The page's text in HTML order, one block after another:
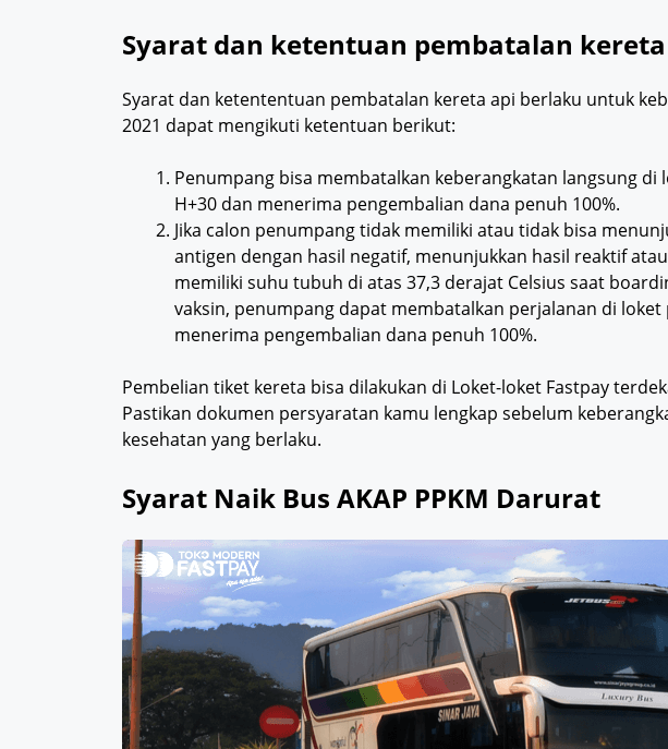
Syarat dan ketentuan pembatalan
Syarat dan ketententuan pembatalan kereta api berlaku untuk
2021 dapat mengikuti ketentuan berikut:
Penumpang bisa membatalkan keberangkatan langsung
H+30 dan menerima pengembalian dana penuh 100%.
Jika calon penumpang tidak memiliki atau tidak bisa
antigen dengan hasil negatif, menunjukkan hasil reaktif
memiliki suhu tubuh di atas 37,3 derajat Celsius saat
vaksin, penumpang dapat membatalkan perjalanan di loket
menerima pengembalian dana penuh 100%.
Pembelian tiket kereta bisa dilakukan di Loket-loket Fastpay
Pastikan dokumen persyaratan kamu lengkap sebelum
kesehatan yang berlaku.
Syarat Naik Bus AKAP PPKM Darurat